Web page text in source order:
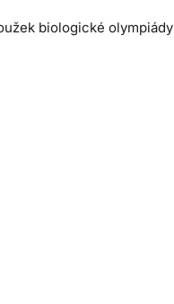
biologické olympiády